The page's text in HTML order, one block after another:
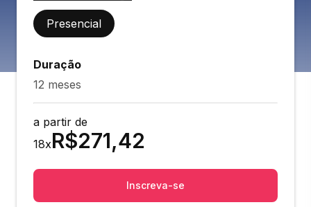
Presencial
Duração
12 meses
a partir de
18xR$271,42
Inscreva-se